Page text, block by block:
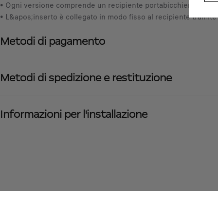
• Ogni versione comprende un recipiente portabicchiere
• L&apos;inserto è collegato in modo fisso al recipiente
Metodi di pagamento
Metodi di spedizione e restituzione
Informazioni per l'installazione